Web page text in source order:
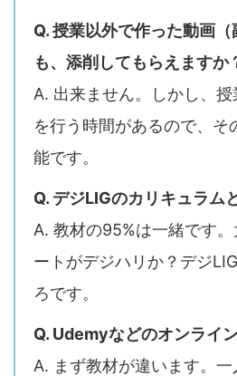
Q. 授業以外で作った動画
も、添削してもらえますか
A. 出来ません。しかし、
を行う時間があるので、そ
能です。
Q. デジLIGのカリキュラム
A. 教材の95%は一緒です
ートがデジハリか？デジ
ろです。
Q. Udemyなどのオンライ
A. まず教材が違います。